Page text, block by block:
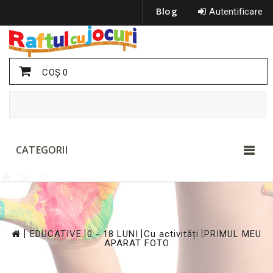
Autentificare
Blog
COŞ0
CATEGORII
>
EDUCATIVE
>
0 - 18 LUNI
Cu activități PRIMUL MEU
APARAT FOTO